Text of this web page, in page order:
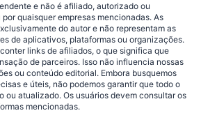
e não é afiliado, autorizado ou
quaisquer empresas mencionadas. As
do autor e não representam as
de aplicativos, plataformas ou organizações.
links de afiliados, o que significa que
de parceiros. Isso não influencia nossas
ou conteúdo editorial. Embora busquemos
e úteis, não podemos garantir que todo o
ou atualizado. Os usuários devem consultar os
mencionadas.